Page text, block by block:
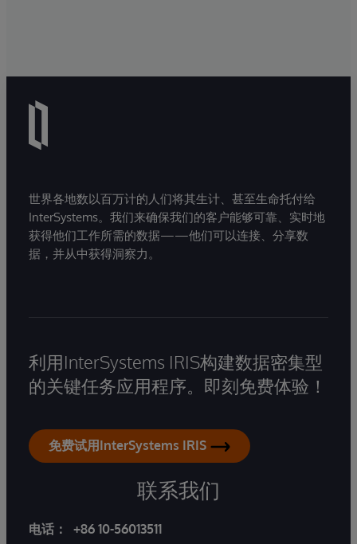
世界各地数以百万计的人们将其生计、甚至生命托付给
InterSystems。我们来确保我们的客户能够可靠、实时地
获得他们工作所需的数据——他们可以连接、分享数
据，并从中获得洞察力。
利用InterSystems IRIS构建数据密集型
的关键任务应用程序。即刻免费体验！
免费试用InterSystems IRIS
联系我们
电话：
+86 10-56013511